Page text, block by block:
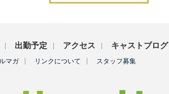
出勤予定 アクセス キャストブログ
マガ リンクについて スタッフ募集